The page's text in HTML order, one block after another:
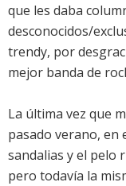
que les daba
desconocidos/
trendy, por
mejor banda de
La última vez que
pasado verano, en
sandalias y el pelo
pero todavía la